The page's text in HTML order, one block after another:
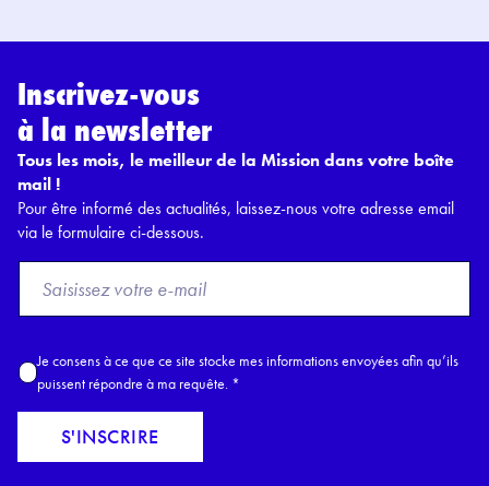
Inscrivez-vous
à la newsletter
Tous les mois, le meilleur de la Mission dans votre boîte
mail !
Pour être informé des actualités, laissez-nous votre adresse email
via le formulaire ci-dessous.
o
E
a
l
A
c
c
Je consens à ce que ce site stocke mes informations envoyées afin qu’ils
puissent répondre à ma requête. *
S'INSCRIRE